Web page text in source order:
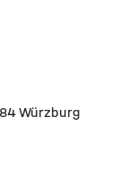
Würzburg